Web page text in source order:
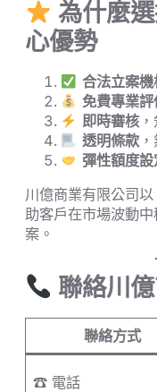
為什麼
心優勢
合法立案機
免費專業評
即時審核，
透明條款，
彈性額度設
川億商業有限公司
助客戶在市場波動
案。
聯絡川
聯絡方式
☎ 電話